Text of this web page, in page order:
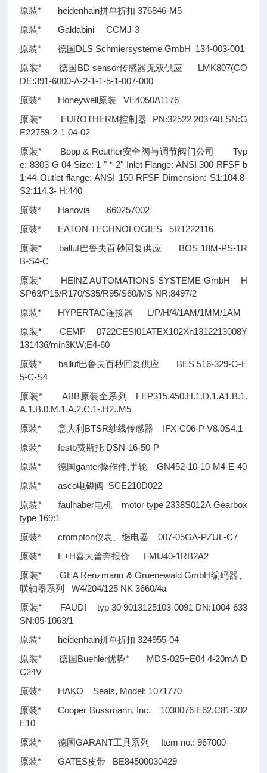
原装* heidenhain拼单折扣 376846-M5
原装* Galdabini CCMJ-3
原装* 德国DLS Schmiersysteme GmbH 134-003-001
原装* 德国BD sensor传感器无双供应 LMK807(CO
DE:391-6000-A-2-1-1-5-1-007-000
原装* Honeywell原装 VE4050A1176
原装* EUROTHERM控制器 PN:32522 203748 SN:G
E22759-2-1-04-02
原装* Bopp & Reuther安全阀与调节阀门公司 Typ
e: 8303 G 04 Size: 1 " * 2" Inlet Flange: ANSI 300 RFSF b
1:44 Outlet flange: ANSI 150 RFSF Dimension: S1:104.8-
S2:114.3- H:440
原装* Hanovia 660257002
原装* EATON TECHNOLOGIES 5R1222116
原装* balluf巴鲁夫百秒回复供应 BOS 18M-PS-1R
B-S4-C
原装* HEINZ AUTOMATIONS-SYSTEME GmbH H
SP63/P15/R170/S35/R95/S60/MS NR:8497/2
原装* HYPERTAC连接器 L/P/H/4/1AM/1MM/1AM
原装* CEMP 0722CESI01ATEX102Xn1312213008Y
131436/min3KW;E4-60
原装* balluf巴鲁夫百秒回复供应 BES 516-329-G-E
5-C-S4
原装* ABB原装全系列 FEP315.450.H.1.D.1.A1.B.1.
A.1.B.0.M.1.A.2.C.1-.H2..M5
原装* 意大利BTSR纱线传感器 IFX-C06-P V8.0S4.1
原装* festo费斯托 DSN-16-50-P
原装* 德国ganter操作件,手轮 GN452-10-10-M4-E-40
原装* asco电磁阀 SCE210D022
原装* faulhaber电机 motor type 2338S012A Gearbox
type 169:1
原装* crompton仪表、继电器 007-05GA-PZUL-C7
原装* E+H喜大普奔报价 FMU40-1RB2A2
原装* GEA Renzmann & Gruenewald GmbH编码器、
联轴器系列 W4/204/125 NK 3660/4a
原装* FAUDI typ 30 9013125103 0091 DN:1004 633
SN:05-1063/1
原装* heidenhain拼单折扣 324955-04
原装* 德国Buehler优势* MDS-025+E04 4-20mA D
C24V
原装* HAKO Seals, Model: 1071770
原装* Cooper Bussmann, Inc. 1030076 E62.C81-302
E10
原装* 德国GARANT工具系列 Item no.: 967000
原装* GATES皮带 BE84500030429